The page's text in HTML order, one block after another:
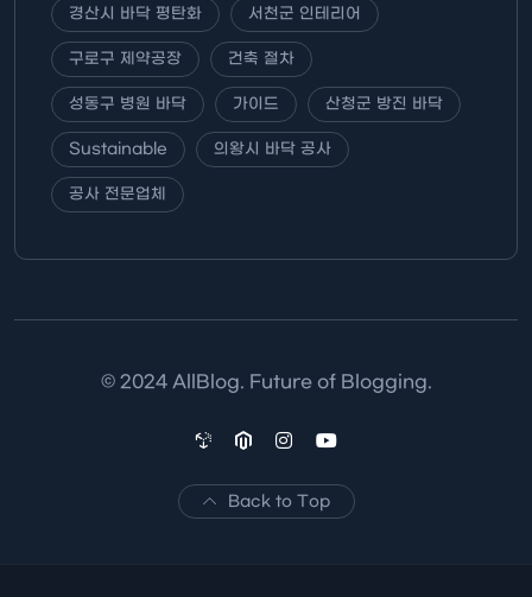
경산시 바닥 평탄화 서천군 인테리어
구로구 제약공장 건축 절차
성동구 병원 바닥 가이드 산청군 방진 바닥
Sustainable 의왕시 바닥 공사
공사 전문업체
© 2024 AllBlog. Future of Blogging.
Back to Top